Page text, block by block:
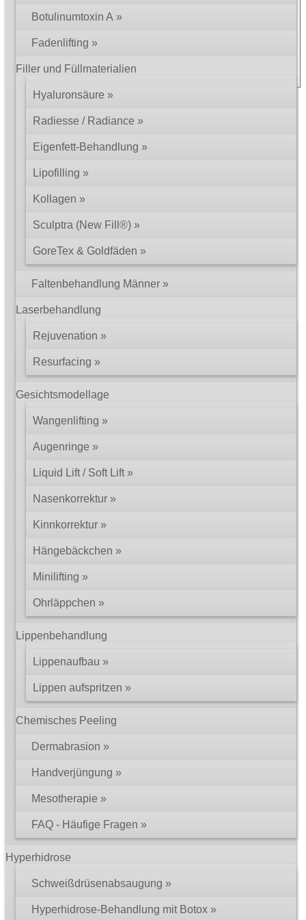
Botulinumtoxin A
Fadenlifting
Filler und Füllmaterialien
Hyaluronsäure
Radiesse / Radiance
Eigenfett-Behandlung
Lipofilling
Kollagen
Sculptra (New Fill®)
GoreTex & Goldfäden
Faltenbehandlung Männer
Laserbehandlung
Rejuvenation
Resurfacing
Gesichtsmodellage
Wangenlifting
Augenringe
Liquid Lift / Soft Lift
Nasenkorrektur
Kinnkorrektur
Hängebäckchen
Minilifting
Ohrläppchen
Lippenbehandlung
Lippenaufbau
Lippen aufspritzen
Chemisches Peeling
Dermabrasion
Handverjüngung
Mesotherapie
FAQ - Häufige Fragen
Hyperhidrose
Schweißdrüsenabsaugung
Hyperhidrose-Behandlung mit Botox
erklären?
Seiten
« erste Seite